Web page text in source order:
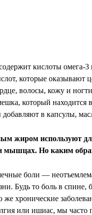
кислоты омега-3
которые оказывают
волосы, кожу и
который находится
добавляют в капсулы,
жиром используют
мышцах. Но каким
боли —
Будь то боль в спине,
хронические
или ишиас, мы часто